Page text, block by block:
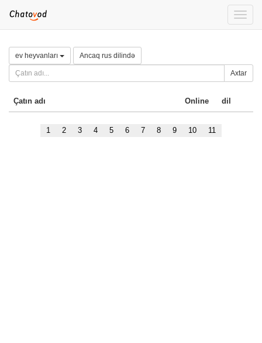
Toggle
ev heyvanları Ancaq rus dilində
Axtar
Çatın adı Online dil
1 2 3 4 5 6 7 8 9 10 11